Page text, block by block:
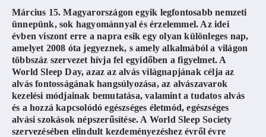
Március 15. Magyarországon egyik legfontosabb nemzeti
ünnepünk, sok hagyománnyal és érzelemmel. Az idei
évben viszont erre a napra esik egy olyan különleges nap,
amelyet 2008 óta jegyeznek, s amely alkalmából a világon
többszáz szervezet hívja fel egyidőben a figyelmet. A
World Sleep Day, azaz az alvás világnapjának célja az
alvás fontosságának hangsúlyozása, az alvászavarok
kezelési módjainak bemutatása, valamint a tudatos alvás
és a hozzá kapcsolódó egészséges életmód, egészséges
alvási szokások népszerűsítése. A World Sleep Society
szervezésében elindult kezdeményezéshez évről évre